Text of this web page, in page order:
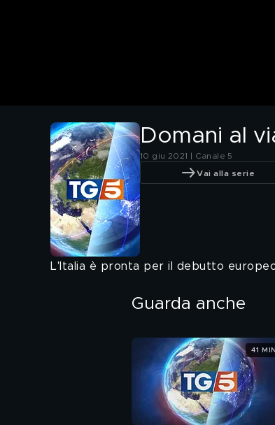
Domani al
10 giu 2021 | Canale 5
Vai alla serie
L'Italia è pronta per il debutto europeo
Guarda anche
41 MIN